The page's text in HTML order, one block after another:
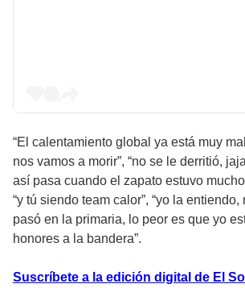
“El calentamiento global ya está muy
nos vamos a morir”, “no se le derritió,
así pasa cuando el zapato estuvo
“y tú siendo team calor”, “yo la entiendo,
pasó en la primaria, lo peor es que yo
honores a la bandera”.
Suscríbete a la edición digital de El